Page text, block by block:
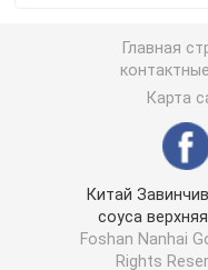
Копилка конфеты
Пластиковая
Пластиковая
Пластиковые
Главная
Карта
Китай
соуса верхняя
Foshan Nanhai
Rights